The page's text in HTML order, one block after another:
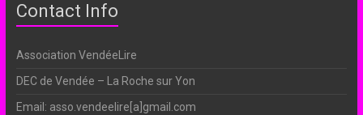
Contact Info
Association VendéeLire
DEC de Vendée – La Roche sur Yon
Email: asso.vendeelire[a]gmail.com